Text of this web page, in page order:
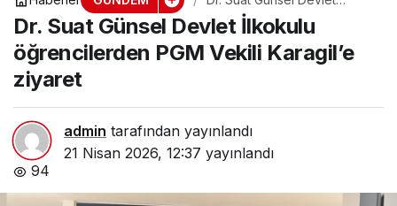
İlkokulu öğrencilerden PGM
Vekili Karagil’e ziyaret
Dr. Suat Günsel Devlet İlkokulu
öğrencilerden PGM Vekili Karagil’e
ziyaret
admin tarafından yayınlandı
21 Nisan 2026, 12:37 yayınlandı
94